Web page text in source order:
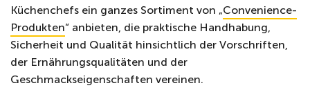
Küchenchefs ein ganzes Sortiment von „Convenience-
Produkten“ anbieten, die praktische Handhabung,
Sicherheit und Qualität hinsichtlich der Vorschriften,
der Ernährungsqualitäten und der
Geschmackseigenschaften vereinen.